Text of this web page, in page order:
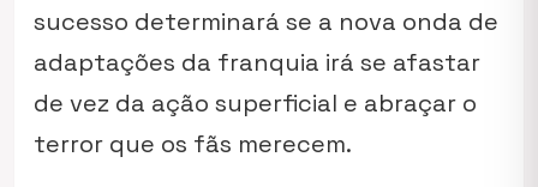
sucesso determinará se a nova onda de
adaptações da franquia irá se afastar
de vez da ação superficial e abraçar o
terror que os fãs merecem.